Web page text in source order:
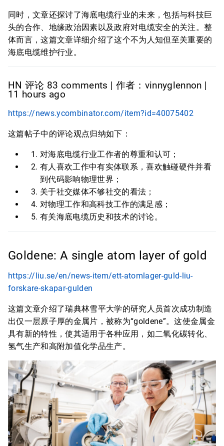
同时，文章还探讨了海底电缆行业的未来，包括与科技巨
头的合作、地缘政治因素以及政府对电缆安全的关注。整
体而言，这篇文章详细介绍了这个不为人知但至关重要的
海底电缆维护行业。
HN 评论 83 comments | 作者：vinnyglennon |
11 hours ago
https://news.ycombinator.com/item?id=40075402
这篇帖子中的评论观点归纳如下：
对海底电缆行业工作者的尊重和认可；
有人喜欢工作中有实体联系，喜欢触碰硬件并看
到代码影响物理世界；
关于社交媒体不够社交的看法；
对物理工作和高科技工作的满足感；
有关海底电缆历史和技术的讨论。
Goldene: A single atom layer of gold
https://liu.se/en/news-item/ett-atomlager-guld-liu-
forskare-skapar-gulden
这篇文章介绍了瑞典林雪平大学的研究人员首次成功制造
出仅一层原子厚的金属片，被称为“goldene”。这使金属金
具有新的特性，使其适用于各种应用，如二氧化碳转化、
氢气生产和高附加值化学品生产。